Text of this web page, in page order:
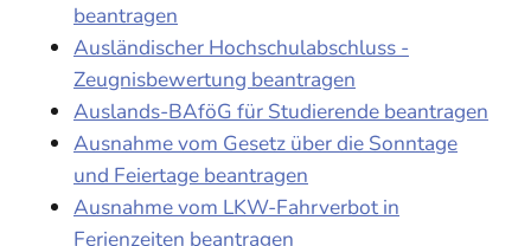
beantragen
Ausländischer Hochschulabschluss -
Zeugnisbewertung beantragen
Auslands-BAföG für Studierende beantragen
Ausnahme vom Gesetz über die Sonntage
und Feiertage beantragen
Ausnahme vom LKW-Fahrverbot in
Ferienzeiten beantragen